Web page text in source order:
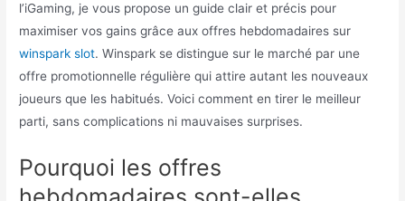
l’iGaming, je vous propose un guide clair et précis pour
maximiser vos gains grâce aux offres hebdomadaires sur
winspark slot. Winspark se distingue sur le marché par une
offre promotionnelle régulière qui attire autant les nouveaux
joueurs que les habitués. Voici comment en tirer le meilleur
parti, sans complications ni mauvaises surprises.
Pourquoi les offres